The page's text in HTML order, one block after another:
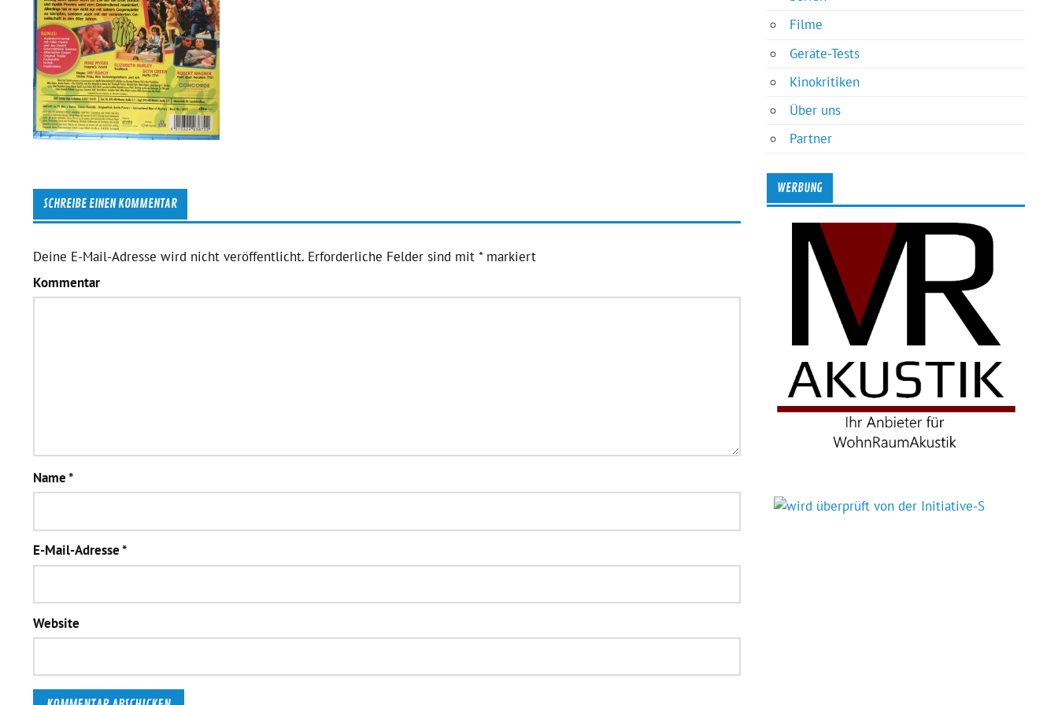
SCHREIBE EINEN KOMMENTAR
Deine E-Mail-Adresse wird nicht veröffentlicht. Erforderliche Felder sind mit *markiert
Kommentar
Name*
E-Mail-Adresse*
Website
Filme
Geräte-Tests
Kinokritiken
Über uns
Partner
WERBUNG